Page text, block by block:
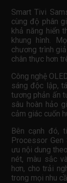
Smart Tivi
cùng độ phân
khả năng hiển
khung hình.
chương trình
chân thực hơn
Công nghệ
sáng độc lập,
tương phản ấn
sâu hoàn hảo
cảm giác cuốn
Bên cạnh đó,
Processor
ưu nội dung
nét, màu sắc
hơn, cho trải
trong mọi nhu